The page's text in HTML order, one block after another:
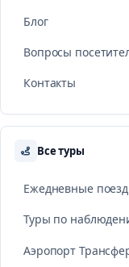
Блог
Вопросы
Контакты
Все туры
Ежедневные
Туры по
Аэропорт